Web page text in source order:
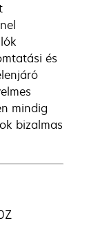
és
mindig
bizalmas